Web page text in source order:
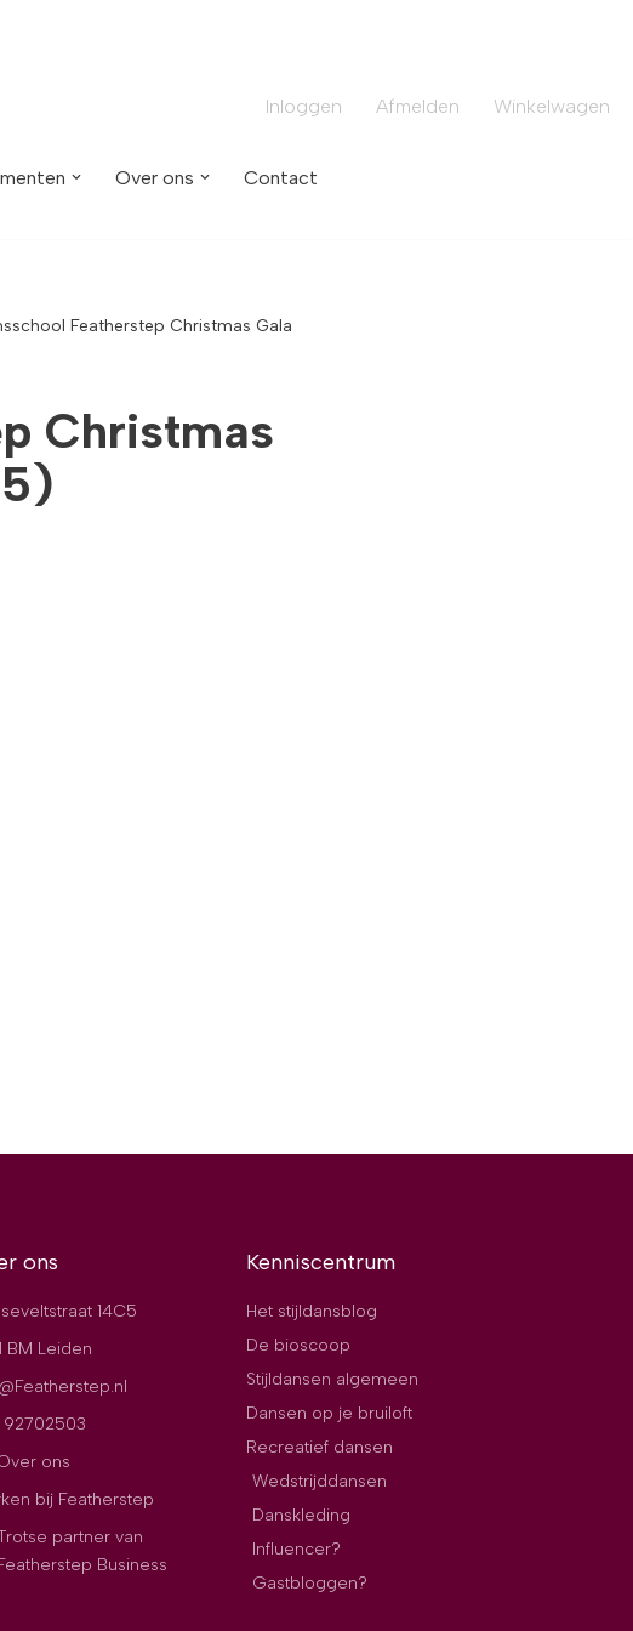
Inloggen Afmelden Winkelwagen
Over ons Contact
Featherstep Christmas Gala
Christmas
ons
14C5
BM Leiden
92702503
ons
bij Featherstep
partner van
Business
Kenniscentrum
Het stijldansblog
De bioscoop
Stijldansen algemeen
Dansen op je bruiloft
Recreatief dansen
Wedstrijddansen
Danskleding
Influencer?
Gastbloggen?